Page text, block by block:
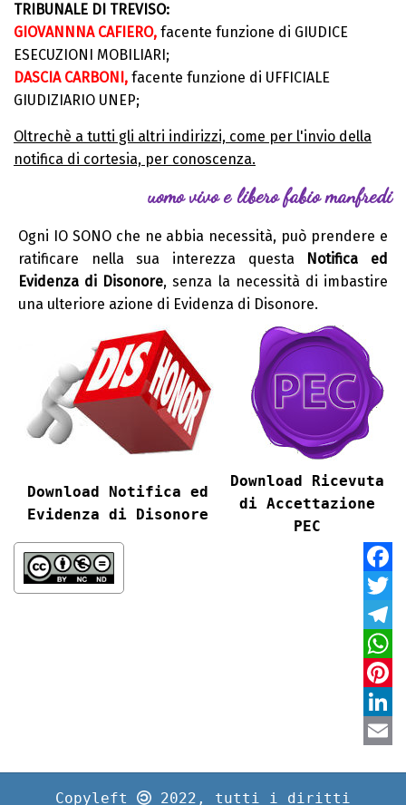
TRIBUNALE DI TREVISO:
GIOVANNNA CAFIERO, facente funzione di GIUDICE
ESECUZIONI MOBILIARI;
DASCIA CARBONI, facente funzione di UFFICIALE
GIUDIZIARIO UNEP;
Oltrechè a tutti gli altri indirizzi, come per l'invio della
notifica di cortesia, per conoscenza.
uomo vivo e libero fabio manfredi
Ogni IO SONO che ne abbia necessità, può prendere e
ratificare nella sua interezza questa
Notifica ed
Evidenza di Disonore, senza la necessità di imbastire
una ulteriore azione di Evidenza di Disonore.
Download Notifica ed
Evidenza di Disonore
Download
Ricevuta
di Accettazione
PEC
Copyleft 2022, tutti i diritti